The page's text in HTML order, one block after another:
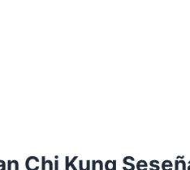
Chi Kung